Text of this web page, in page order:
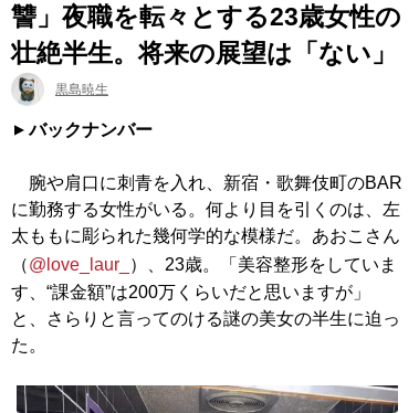
讐」夜職を転々とする23歳女性の
壮絶半生。将来の展望は「ない」
黒島暁生
バックナンバー
腕や肩口に刺青を入れ、新宿・歌舞伎町のBAR
に勤務する女性がいる。何より目を引くのは、左
太ももに彫られた幾何学的な模様だ。あおこさん
（@love_laur_
）、23歳。「美容整形をしていま
す、“課金額”は200万くらいだと思いますが」
と、さらりと言ってのける謎の美女の半生に迫っ
た。